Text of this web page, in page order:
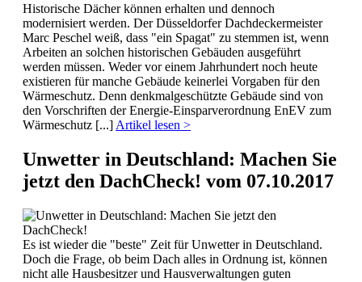
Historische Dächer können erhalten und dennoch
modernisiert werden. Der Düsseldorfer Dachdeckermeister
Marc Peschel weiß, dass "ein Spagat" zu stemmen ist, wenn
Arbeiten an solchen historischen Gebäuden ausgeführt
werden müssen. Weder vor einem Jahrhundert noch heute
existieren für manche Gebäude keinerlei Vorgaben für den
Wärmeschutz. Denn denkmalgeschützte Gebäude sind von
den Vorschriften der Energie-Einsparverordnung EnEV zum
Wärmeschutz [...] Artikel lesen >
Unwetter in Deutschland: Machen Sie
jetzt den DachCheck! vom 07.10.2017
Es ist wieder die "beste" Zeit für Unwetter in Deutschland.
Doch die Frage, ob beim Dach alles in Ordnung ist, können
nicht alle Hausbesitzer und Hausverwaltungen guten